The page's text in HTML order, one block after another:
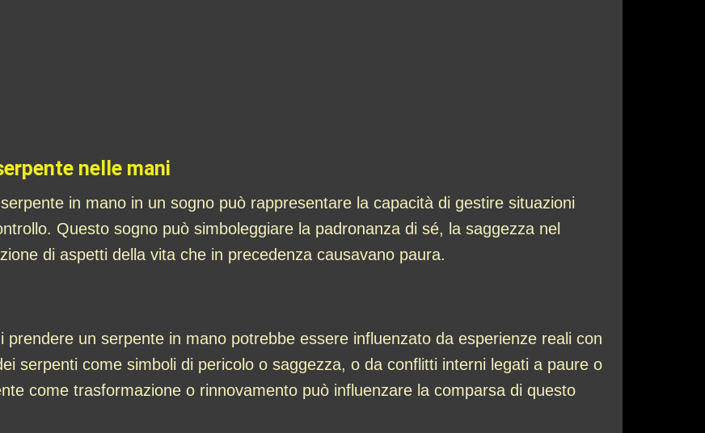
nelle mani
in mano in un sogno può rappresentare la capacità di gestire situazioni
Questo sogno può simboleggiare la padronanza di sé, la saggezza nel
di aspetti della vita che in precedenza causavano paura.
prendere un serpente in mano potrebbe essere influenzato da esperienze reali con
serpenti come simboli di pericolo o saggezza, o da conflitti interni legati a paure o
come trasformazione o rinnovamento può influenzare la comparsa di questo